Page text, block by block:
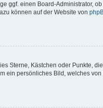
ggf. einen Board-Administrator,
können auf der Website von
Sterne, Kästchen oder Punkte,
ein persönliches Bild, welches von